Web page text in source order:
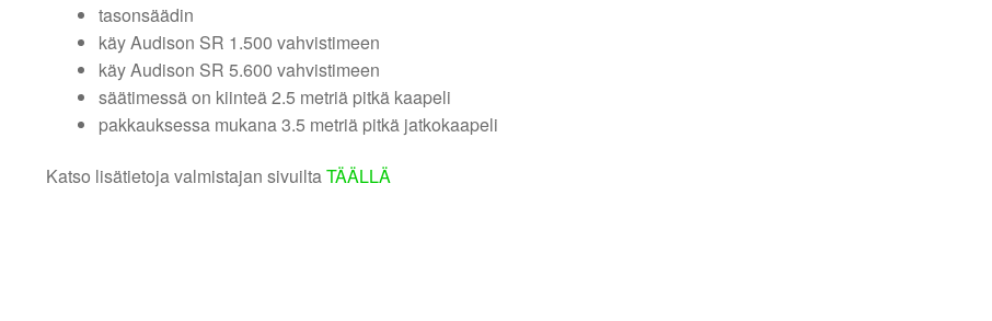
tasonsäädin
käy Audison SR 1.500 vahvistimeen
käy Audison SR 5.600 vahvistimeen
säätimessä on kiinteä 2.5 metriä pitkä kaapeli
pakkauksessa mukana 3.5 metriä pitkä jatkokaapeli
Katso lisätietoja valmistajan sivuiltaTÄÄLLÄ